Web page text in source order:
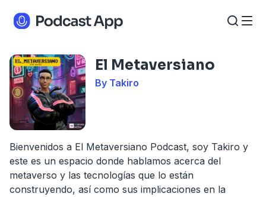
El Metaversiano
By Takiro
Bienvenidos a El Metaversiano Podcast, soy Takiro y
este es un espacio donde hablamos acerca del
metaverso y las tecnologías que lo están
construyendo, así como sus implicaciones en la